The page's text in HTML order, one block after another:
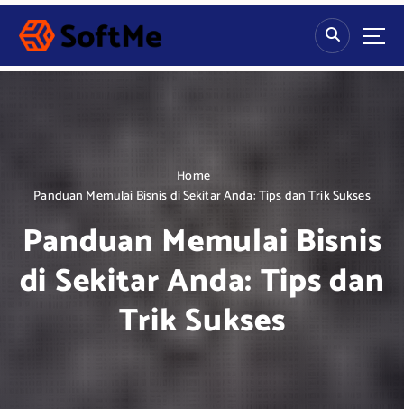
S
p
Home
Panduan Memulai Bisnis di Sekitar Anda: Tips dan Trik Sukses
Panduan Memulai Bisnis
di Sekitar Anda: Tips dan
Trik Sukses